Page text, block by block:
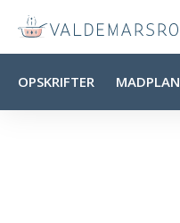
OPSKRIFTER MADPLAN